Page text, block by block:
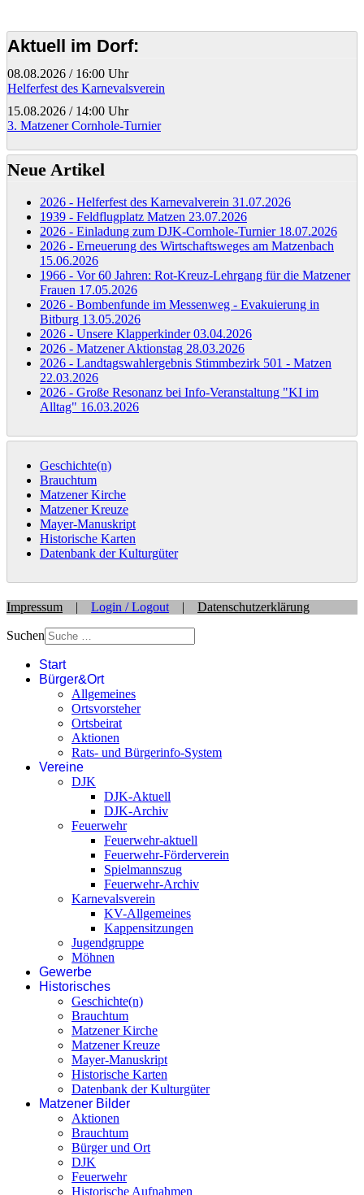
Aktuell im Dorf:
08.08.2026 / 16:00 Uhr
Helferfest des Karnevalsverein
15.08.2026 / 14:00 Uhr
3. Matzener Cornhole-Turnier
Neue Artikel
2026 - Helferfest des Karnevalverein 31.07.2026
1939 - Feldflugplatz Matzen 23.07.2026
2026 - Einladung zum DJK-Cornhole-Turnier 18.07.2026
2026 - Erneuerung des Wirtschaftsweges am Matzenbach
15.06.2026
1966 - Vor 60 Jahren: Rot-Kreuz-Lehrgang für die Matzener
Frauen 17.05.2026
2026 - Bombenfunde im Messenweg - Evakuierung in
Bitburg 13.05.2026
2026 - Unsere Klapperkinder03.04.2026
2026 - Matzener Aktionstag 28.03.2026
2026 - Landtagswahlergebnis Stimmbezirk 501 - Matzen
22.03.2026
2026 - Große Resonanz bei Info-Veranstaltung "KI im
Alltag" 16.03.2026
Geschichte(n)
Brauchtum
Matzener Kirche
Matzener Kreuze
Mayer-Manuskript
Historische Karten
Datenbank der Kulturgüter
Impressum | Login / Logout | Datenschutzerklärung
Suchen
Start
Bürger&Ort
Allgemeines
Ortsvorsteher
Ortsbeirat
Aktionen
Rats- und Bürgerinfo-System
Vereine
DJK
DJK-Aktuell
DJK-Archiv
Feuerwehr
Feuerwehr-aktuell
Feuerwehr-Förderverein
Spielmannszug
Feuerwehr-Archiv
Karnevalsverein
KV-Allgemeines
Kappensitzungen
Jugendgruppe
Möhnen
Gewerbe
Historisches
Geschichte(n)
Brauchtum
Matzener Kirche
Matzener Kreuze
Mayer-Manuskript
Historische Karten
Datenbank der Kulturgüter
Matzener Bilder
Aktionen
Brauchtum
Bürger und Ort
DJK
Feuerwehr
Historische Aufnahmen